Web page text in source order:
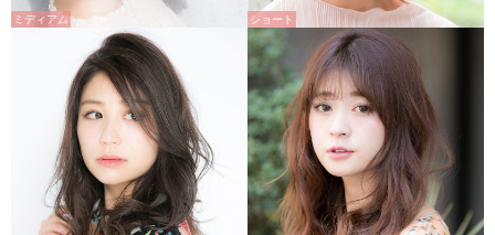
ミディアム ショート